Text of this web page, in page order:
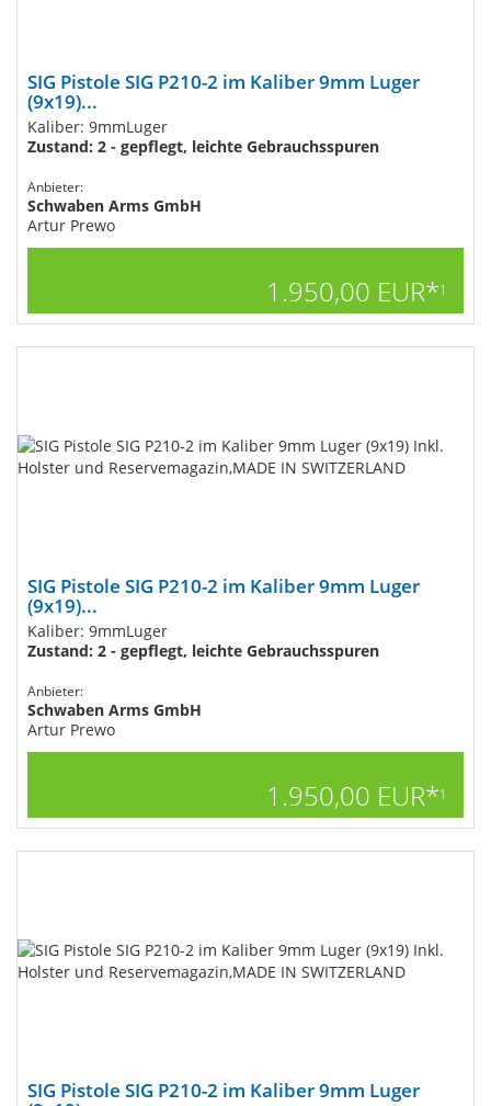
SIG Pistole SIG P210-2 im Kaliber 9mm Luger
(9x19)...
Kaliber: 9mmLuger
Zustand: 2 - gepflegt, leichte Gebrauchsspuren
Anbieter:
Schwaben Arms GmbH
Artur Prewo
1.950,00 EUR*1
SIG Pistole SIG P210-2 im Kaliber 9mm Luger
(9x19)...
Kaliber: 9mmLuger
Zustand: 2 - gepflegt, leichte Gebrauchsspuren
Anbieter:
Schwaben Arms GmbH
Artur Prewo
1.950,00 EUR*1
SIG Pistole SIG P210-2 im Kaliber 9mm Luger